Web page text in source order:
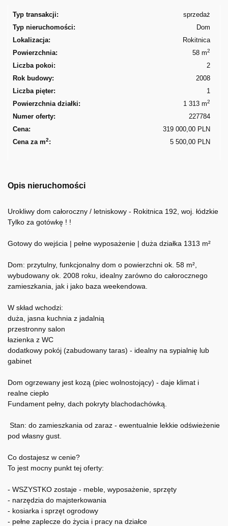
Typ transakcji:
sprzedaż
Typ nieruchomości:
Dom
Lokalizacja:
Rokitnica
Powierzchnia:
58 m2
Liczba pokoi:
2
Rok budowy:
2008
Liczba pięter:
1
Powierzchnia działki:
1 313 m2
Numer oferty:
227784
Cena:
319 000,00 PLN
Cena za m2: 5 500,00 PLN
Opis nieruchomości
Urokliwy dom całoroczny / letniskowy - Rokitnica 192, woj. łódzkie
Tylko za gotówkę ! !
Gotowy do wejścia | pełne wyposażenie | duża działka 1313 m²
Dom: przytulny, funkcjonalny dom o powierzchni ok. 58 m²,
wybudowany ok. 2008 roku, idealny zarówno do całorocznego
zamieszkania, jak i jako baza weekendowa.
W skład wchodzi:
duża, jasna kuchnia z jadalnią
przestronny salon
łazienka z WC
dodatkowy pokój (zabudowany taras) - idealny na sypialnię lub
gabinet
Dom ogrzewany jest kozą (piec wolnostojący) - daje klimat i
realne ciepło
Fundament pełny, dach pokryty blachodachówką.
Stan: do zamieszkania od zaraz - ewentualnie lekkie odświeżenie
pod własny gust.
Co dostajesz w cenie?
To jest mocny punkt tej oferty:
- WSZYSTKO zostaje - meble, wyposażenie, sprzęty
- narzędzia do majsterkowania
- kosiarka i sprzęt ogrodowy
- pełne zaplecze do życia i pracy na działce